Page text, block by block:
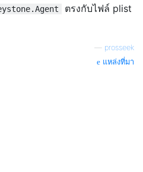
ตรงกับไฟล์ plist
prosseek
แหล่งที่มา